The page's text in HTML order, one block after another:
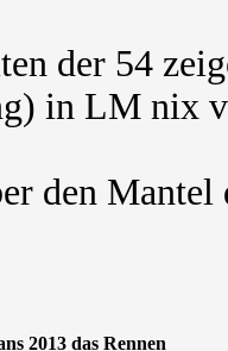
der 54
in LM nix
den Mantel
2013 das Rennen